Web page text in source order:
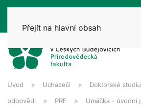
Přejít na hlavní obsah
Úvod Uchazeči Doktorské
odpovědi PRF Umáčka - úvodní